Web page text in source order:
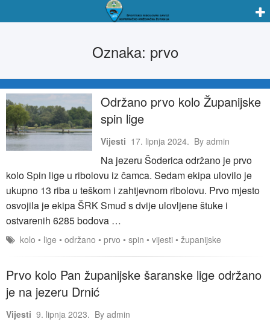
Oznaka: prvo
Održano prvo kolo Županijske
spin lige
Vijesti 17. lipnja 2024. Byadmin
Na jezeru Šoderica održano je prvo
kolo Spin lige u ribolovu iz čamca. Sedam ekipa ulovilo je
ukupno 13 riba u teškom i zahtjevnom ribolovu. Prvo mjesto
osvojila je ekipa ŠRK Smuđ s dvije ulovljene štuke i
ostvarenih 6285 bodova …
kolo • lige • održano • prvo • spin • vijesti • županijske
Prvo kolo Pan županijske šaranske lige održano
je na jezeru Drnić
Vijesti 9. lipnja 2023. By admin